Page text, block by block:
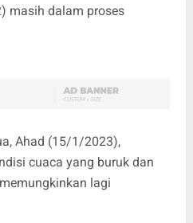
masih dalam proses
Ahad (15/1/2023),
cuaca yang buruk dan
lagi